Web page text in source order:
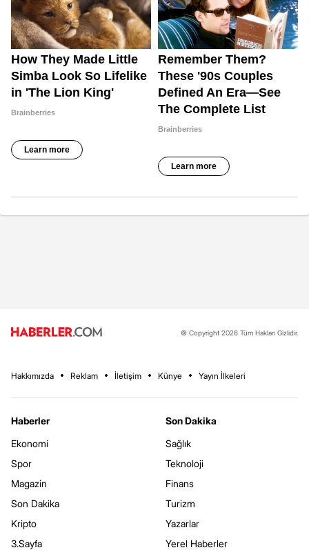
© Copyright 2026 Tüm Hakları Gizlidir.
Hakkımızda Reklam İletişim Künye Yayın İlkeleri
Haberler
Ekonomi
Spor
Magazin
Son Dakika
Kripto
3.Sayfa
Son Dakika
Sağlık
Teknoloji
Finans
Turizm
Yazarlar
Yerel Haberler